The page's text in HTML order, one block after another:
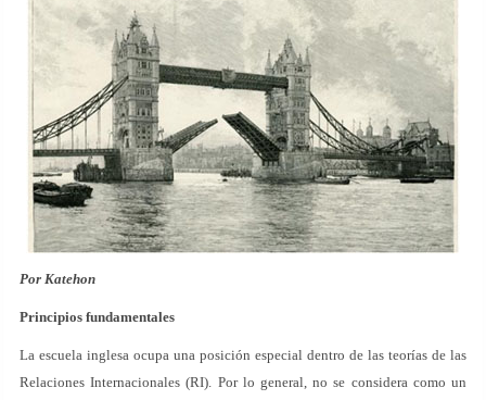
Por Katehon
Principios fundamentales
La escuela inglesa ocupa una posición especial dentro de las teorías de las
Relaciones Internacionales (RI). Por lo general, no se considera como un